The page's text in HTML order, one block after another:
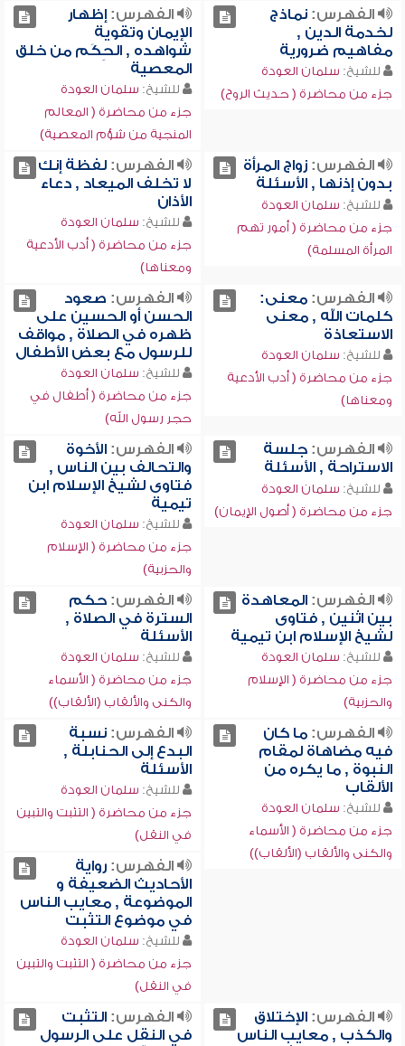
الفهرس:نماذج
لخدمة الدين ,
مفاهيم ضرورية
للشيخ: سلمان العودة
جزء من محاضرة ( حديث الروح)
الفهرس:إظهار
الإيمان وتقوية
شواهده , الحِكَم من خلق
المعصية
للشيخ: سلمان العودة
جزء من محاضرة ( المعالم
المنجية من شؤم المعصية)
الفهرس:زواج المرأة
بدون إذنها , الأسئلة
للشيخ: سلمان العودة
جزء من محاضرة ( أمور تهم
المرأة المسلمة)
الفهرس:لفظة إنك
لا تخلف الميعاد , دعاء
الأذان
للشيخ: سلمان العودة
جزء من محاضرة ( أدب الأدعية
ومعناها)
الفهرس:معنى:
كلمات الله , معنى
الاستعاذة
للشيخ: سلمان العودة
جزء من محاضرة ( أدب الأدعية
ومعناها)
الفهرس: صعود
الحسن أو الحسين على
ظهره في الصلاة , مواقف
للرسول مع بعض الأطفال
للشيخ: سلمان العودة
جزء من محاضرة ( أطفال في
حجر رسول الله)
الفهرس:جلسة
الاستراحة , الأسئلة
للشيخ: سلمان العودة
جزء من محاضرة ( أصول الإيمان)
الفهرس:الأخوة
والتحالف بين الناس ,
فتاوى لشيخ الإسلام ابن
تيمية
للشيخ: سلمان العودة
جزء من محاضرة ( الإسلام
والحزبية)
الفهرس:المعاهدة
بين اثنين , فتاوى
لشيخ الإسلام ابن تيمية
للشيخ: سلمان العودة
جزء من محاضرة ( الإسلام
والحزبية)
الفهرس:حكم
السترة في الصلاة ,
الأسئلة
للشيخ: سلمان العودة
جزء من محاضرة ( الأسماء
والكنى والألقاب (الألقاب))
الفهرس:ما كان
فيه مضاهاة لمقام
النبوة , ما يكره من
الألقاب
للشيخ: سلمان العودة
جزء من محاضرة ( الأسماء
والكنى والألقاب (الألقاب))
الفهرس:نسبة
البدع إلى الحنابلة ,
الأسئلة
للشيخ: سلمان العودة
جزء من محاضرة ( التثبت والتبين
في النقل)
الفهرس:رواية
الأحاديث الضعيفة و
الموضوعة , معايب الناس
في موضوع التثبت
للشيخ: سلمان العودة
جزء من محاضرة ( التثبت والتبين
في النقل)
الفهرس:الإختلاق
والكذب , معايب الناس
الفهرس:التثبت
في النقل على الرسول